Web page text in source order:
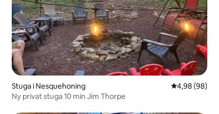
Stuga i Nesquehoning 4,98 av 5 i
4,98 (98)
Ny privat stuga 10 min Jim Thorpe